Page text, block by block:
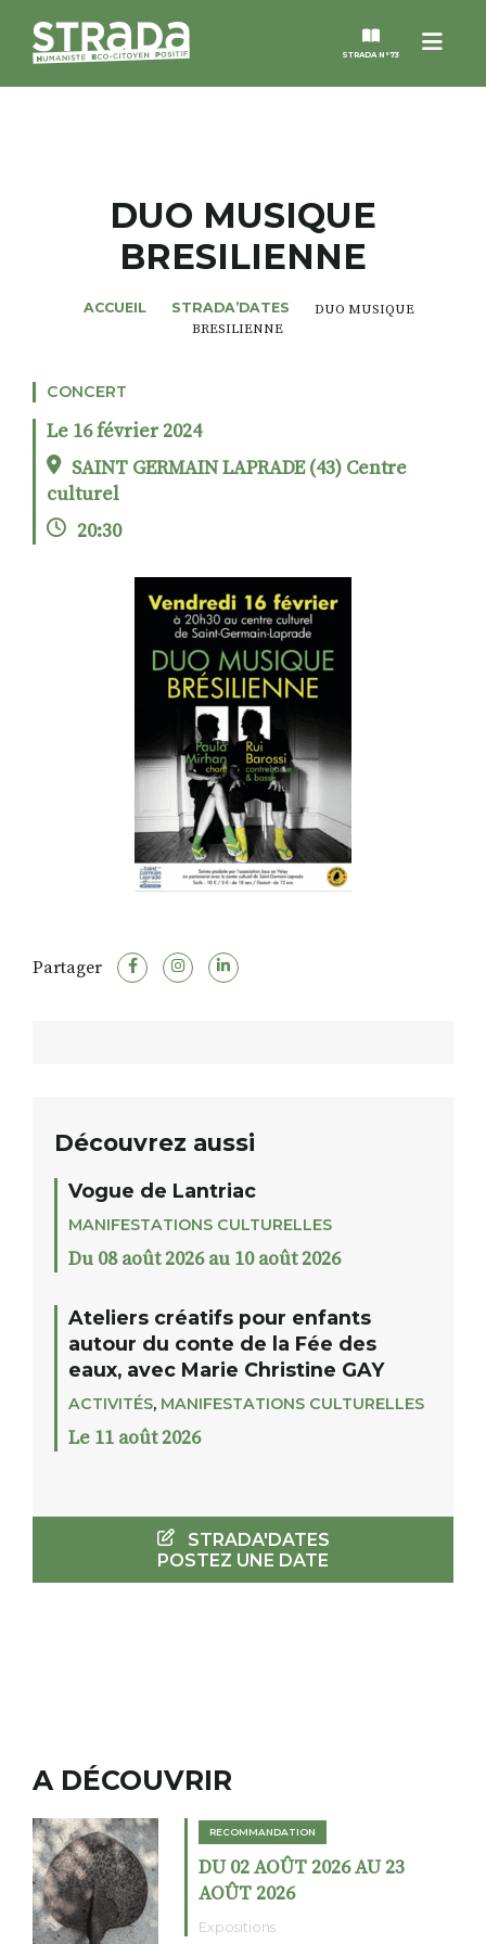
Menu
STRADA N°73
MAGAZINES
NOS THÈMES
ALTER STRADA
S'INSCRIRE À LA NEWSLETTER
FACEBOOKINSTAGRAM
LINKEDIN
DUO MUSIQUE
BRESILIENNE
ACCUEIL STRADA’DATES
DUO MUSIQUE
BRESILIENNE
CONCERT
Le 16 février 2024
SAINT GERMAIN LAPRADE (43) Centre
culturel
20:30
Partager
Découvrez aussi
Vogue de Lantriac
MANIFESTATIONS CULTURELLES
Du 08 août 2026 au 10 août 2026
Ateliers créatifs pour enfants
autour du conte de la Fée des
eaux, avec Marie Christine GAY
ACTIVITÉS, MANIFESTATIONS CULTURELLES
Le 11 août 2026
STRADA'DATES
POSTEZ UNE DATE
A DÉCOUVRIR
RECOMMANDATION
DU 02 AOÛT 2026 AU 23
AOÛT 2026
Expositions